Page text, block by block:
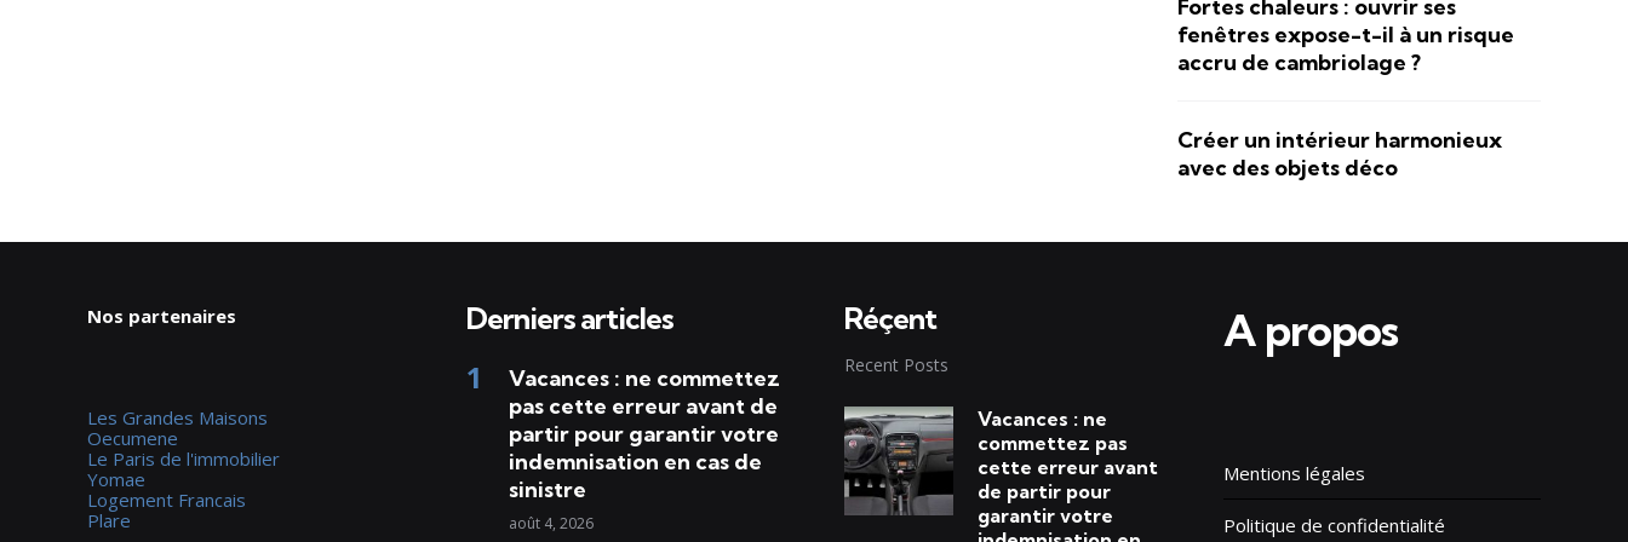
Fortes chaleurs : ouvrir ses
fenêtres expose-t-il à un risque
accru de cambriolage ?
Créer un intérieur harmonieux
avec des objets déco
Nos partenaires
Les Grandes Maisons
Oecumene
Le Paris de l'immobilier
Yomae
Logement Francais
Plare
Derniers articles
Vacances : ne commettez
pas cette erreur avant de
partir pour garantir votre
indemnisation en cas de
sinistre
août 4, 2026
Réçent
Recent Posts
Vacances : ne
commettez pas
cette erreur avant
de partir pour
garantir votre
A propos
Mentions légales
Politique de confidentialité